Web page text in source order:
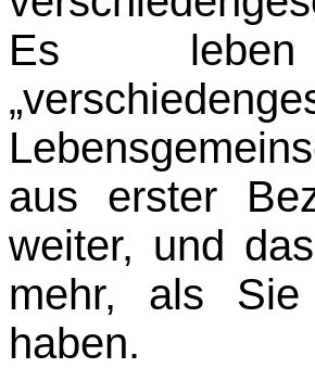
Es
aus erster
weiter, und
mehr, als Sie
haben.